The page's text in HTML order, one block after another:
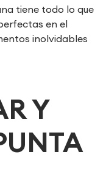
tiene todo lo que
en el
inolvidables
Y